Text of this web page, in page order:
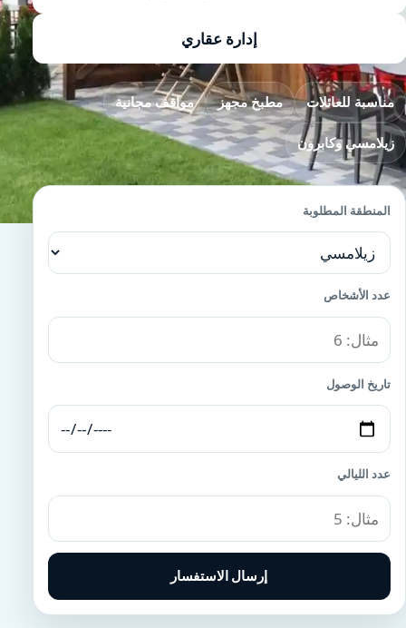
إدارة عقاري
مناسبة للعائلات مطبخ مجهز مواقف مجانية
زيلامسي وكابرون
المنطقة المطلوبة
عدد الأشخاص
تاريخ الوصول
عدد الليالي
إرسال الاستفسار